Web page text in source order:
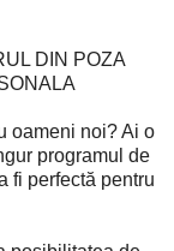
DIN POZA
oameni noi? Ai o
programul de
fi perfectă pentru